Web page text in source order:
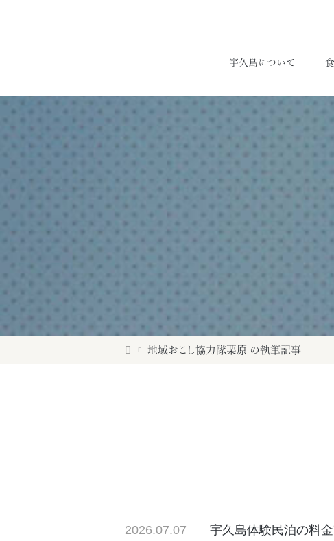
宇久島について
地域おこし協力隊栗原 の執筆記事
2026.07.07 宇久島体験民泊の料